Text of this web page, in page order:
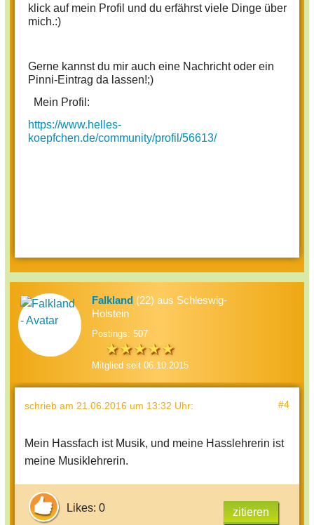
klick auf mein Profil und du erfährst viele Dinge über
mich.:)
Gerne kannst du mir auch eine Nachricht oder ein
Pinni-Eintrag da lassen!;)
Mein Profil:
https://www.helles-
koepfchen.de/community/profil/56613/
Falkland (22) aus Schleswig-
Holstein
Postings: 507
Mitglied seit 06.10.2015
schrieb am 21.06.2016 um 13:32 Uhr: #4
Mein Hassfach ist Musik, und meine Hasslehrerin ist
meine Musiklehrerin.
Likes: 0 zitieren